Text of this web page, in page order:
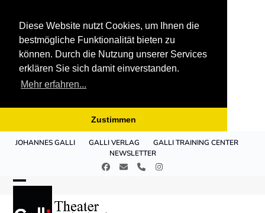
Diese Website nutzt Cookies, um Ihnen die
bestmögliche Funktionalität bieten zu
können. Durch die Nutzung unserer Services
erklären Sie sich damit einverstanden.
Mehr erfahren...
Zustimmen
JOHANNES GALLI GALLI VERLAG
GALLI TRAINING CENTER
NEWSLETTER
Facebook
E- TelefonInstagram